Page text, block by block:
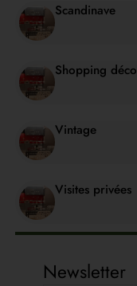
Scandinave
Shopping déco
Vintage
Visites privées
Newsletter